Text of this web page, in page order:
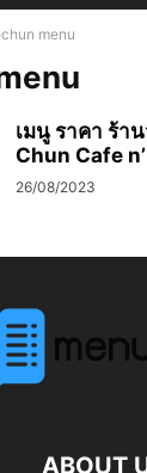
menu
เมนู ราคา ร้า
Chun Cafe
26/08/2023
ABOUT